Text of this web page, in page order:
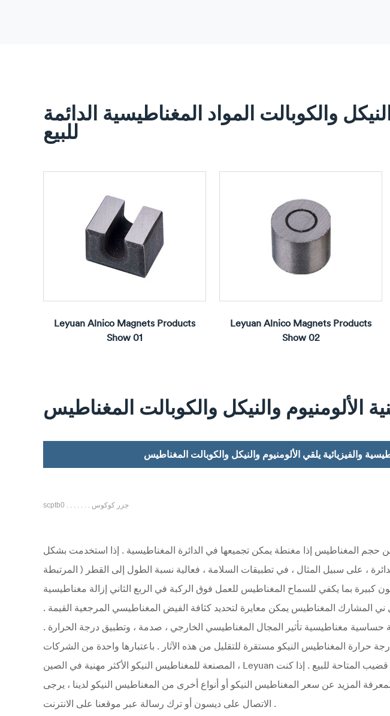
والكوبالت المواد المغناطيسية الدائمة
للبيع
Leyuan Alnico Magnets Products
Show 01
Leyuan Alnico Magnets Products
Show 02
الألومنيوم والنيكل والكوبالت المغناطيس
والفيزيائية يلقي الألومنيوم والنيكل والكوبالت المغناطيس
scptb0 . . . . . . . جزر كوكوس
حجم المغناطيس إذا مغنطة يمكن تجميعها في الدائرة المغناطيسية . إذا استخدمت بشكل
، على سبيل المثال ، في تطبيقات السلامة ، فعالية نسبة الطول إلى القطر ( المرتبطة
كبيرة بما يكفي للسماح المغناطيس للعمل فوق الركبة في الربع الثاني إزالة مغناطيسية
ني المشارك المغناطيس يمكن معايرة لتحديد كثافة الفيض المغناطيسي المرجعية القيمة .
حساسية مغناطيسية تأثير المجال المغناطيسي الخارجي ، صدمة ، وتطبيق درجة الحرارة .
حرارة المغناطيس النيكو مستقرة للتقليل من هذه الآثار . باعتبارها واحدة من الشركات
المصنعة للمغناطيس النيكو الأكثر مهنية في الصين ، Leyuan تمتلك المغناطيس النيكو الألومنيوم قضيب المتاحة للبيع . إذا كنت
المزيد عن سعر المغناطيس النيكو أو أنواع أخرى من المغناطيس النيكو لدينا ، يرجى
الاتصال على ديسون أو ترك رسالة عبر موقعنا على الانترنت .